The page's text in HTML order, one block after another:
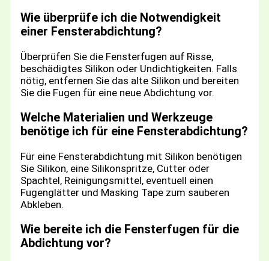
Wie überprüfe ich die Notwendigkeit
einer Fensterabdichtung?
Überprüfen Sie die Fensterfugen auf Risse,
beschädigtes Silikon oder Undichtigkeiten. Falls
nötig, entfernen Sie das alte Silikon und bereiten
Sie die Fugen für eine neue Abdichtung vor.
Welche Materialien und Werkzeuge
benötige ich für eine Fensterabdichtung?
Für eine Fensterabdichtung mit Silikon benötigen
Sie Silikon, eine Silikonspritze, Cutter oder
Spachtel, Reinigungsmittel, eventuell einen
Fugenglätter und Masking Tape zum sauberen
Abkleben.
Wie bereite ich die Fensterfugen für die
Abdichtung vor?